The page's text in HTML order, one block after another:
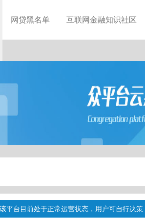
网贷黑名单 互联网金融知识社区
该平台目前处于正常运营状态，用户可自行决策